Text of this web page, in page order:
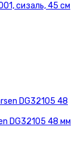
сизаль, 45 см
DG32105 48 мм